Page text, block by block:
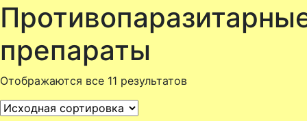
препараты
Отображаются все 11 результатов